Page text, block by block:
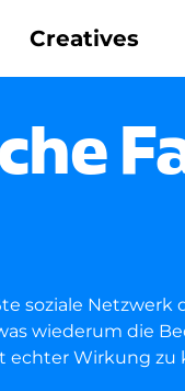
Creatives
soziale Netzwerk
wiederum die
Wirkung zu